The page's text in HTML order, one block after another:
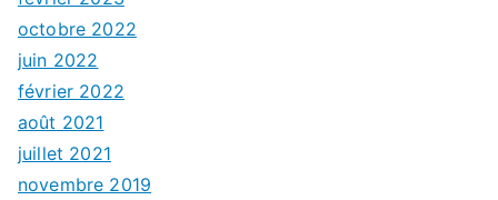
octobre 2022
juin 2022
février 2022
août 2021
juillet 2021
novembre 2019